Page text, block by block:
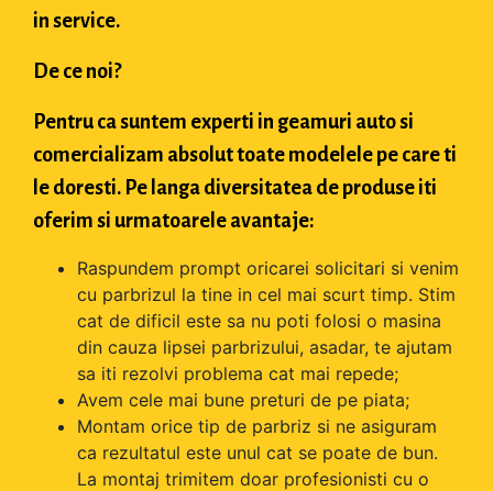
in service.
De ce noi?
Pentru ca suntem experti in geamuri auto si
comercializam absolut toate modelele pe care ti
le doresti. Pe langa diversitatea de produse iti
oferim si urmatoarele avantaje:
Raspundem prompt oricarei solicitari si venim
cu parbrizul la tine in cel mai scurt timp. Stim
cat de dificil este sa nu poti folosi o masina
din cauza lipsei parbrizului, asadar, te ajutam
sa iti rezolvi problema cat mai repede;
Avem cele mai bune preturi de pe piata;
Montam orice tip de parbriz si ne asiguram
ca rezultatul este unul cat se poate de bun.
La montaj trimitem doar profesionisti cu o